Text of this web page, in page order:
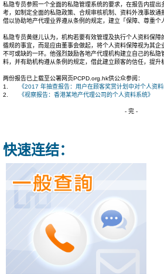
私隐专员参照一个全面的私隐管理系统的要求，在报告内提
考，如制定全面的私隐政策、合规审核机制、资料外洩事故通
借以协助地产代理业界遵从条例的规定，建立「保障、尊重个
私隐专员黄继儿认为，机构若要有效管理及执行个人资料保
循规的事宜，而是应由董事会做起，将个人资料保障视为其企
不可或缺的一环。他强烈鼓励各地产代理机构建立自己的私
料，并有助机构遵从条例的规定，借此建立顾客的信任，提升
两份报告已上载至公署网页PCPD.org.hk供公众参阅：
1.
《2017 年抽查报告：用户在顾客奖赏计划中对个人资
2.
《视察报告：香港某地产代理公司的个人资料系统》
- 完 -
快速连结：